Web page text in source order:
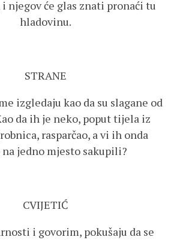
njegov će glas znati pronaći tu
hladovinu.
STRANE
izgledaju kao da su slagane od
da ih je neko, poput tijela iz
rasparčao, a vi ih onda
na jedno mjesto sakupili?
CVIJETIĆ
i govorim, pokušaju da se